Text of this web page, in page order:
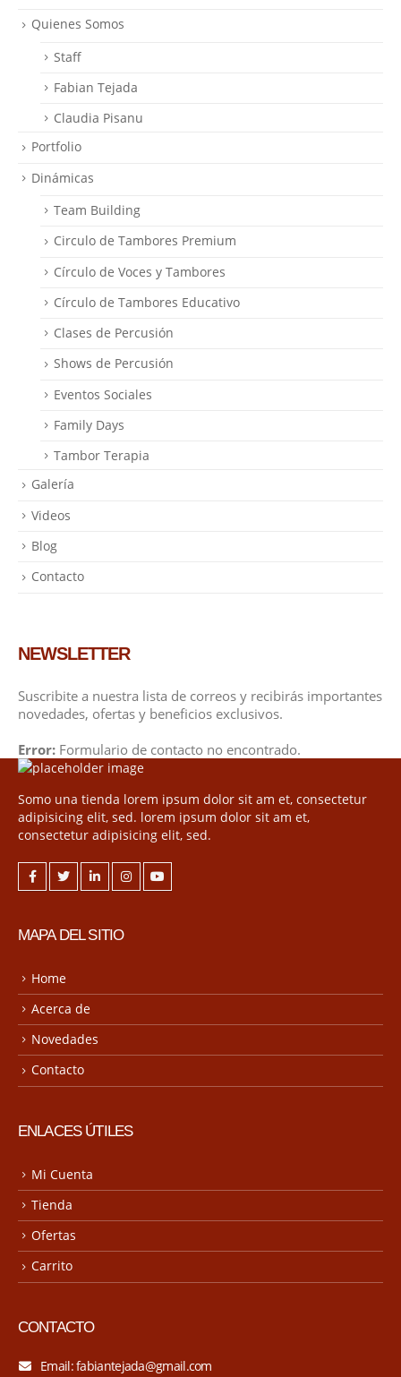
Quienes Somos
Staff
Fabian Tejada
Claudia Pisanu
Portfolio
Dinámicas
Team Building
Circulo de Tambores Premium
Círculo de Voces y Tambores
Círculo de Tambores Educativo
Clases de Percusión
Shows de Percusión
Eventos Sociales
Family Days
Tambor Terapia
Galería
Videos
Blog
Contacto
NEWSLETTER
Suscribite a nuestra lista de correos y recibirás importantes
novedades, ofertas y beneficios exclusivos.
Error: Formulario de contacto no encontrado.
Somo una tienda lorem ipsum dolor sit am et, consectetur
adipisicing elit, sed. lorem ipsum dolor sit am et,
consectetur adipisicing elit, sed.
MAPA DEL SITIO
Home
Acerca de
Novedades
Contacto
ENLACES ÚTILES
Mi Cuenta
Tienda
Ofertas
Carrito
CONTACTO
Email: fabiantejada@gmail.com